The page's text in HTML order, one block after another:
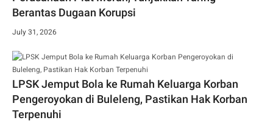
Berantas Dugaan Korupsi
July 31, 2026
LPSK Jemput Bola ke Rumah Keluarga Korban
Pengeroyokan di Buleleng, Pastikan Hak Korban
Terpenuhi